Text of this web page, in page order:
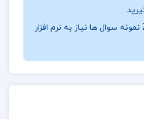
معاد و دیگر موضوعات
می‌پردازد. او تلاش می‌کند تا
و قابل فهم برای عموم
به‌گونه‌ای طراحی شده است
خوانندگان پاسخ دهد و
برای باز کردن فایل ZIP نمونه سوال ها نیاز به نرم افزار